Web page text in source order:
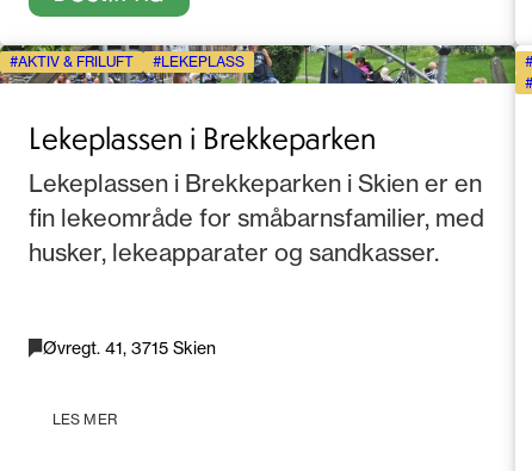
AKTIV & FRILUFT LEKEPLASS
Lekeplassen i Brekkeparken
Lekeplassen i Brekkeparken i Skien er en
fin lekeområde for småbarnsfamilier, med
husker, lekeapparater og sandkasser.
Øvregt. 41, 3715 Skien
LES MER